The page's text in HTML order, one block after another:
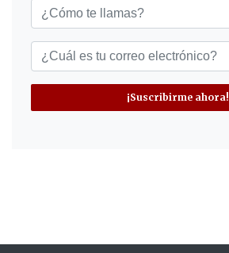
¡Suscribirme ahora!